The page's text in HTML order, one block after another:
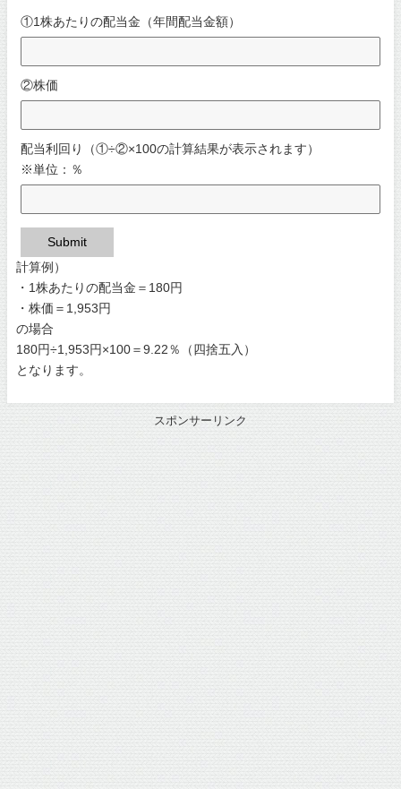
①1株あたりの配当金（年間配当金額）
②株価
配当利回り（①÷②×100の計算結果が表示されます）
※単位：％
Submit
計算例）
・1株あたりの配当金＝180円
・株価＝1,953円
の場合
180円÷1,953円×100＝9.22％（四捨五入）
となります。
スポンサーリンク